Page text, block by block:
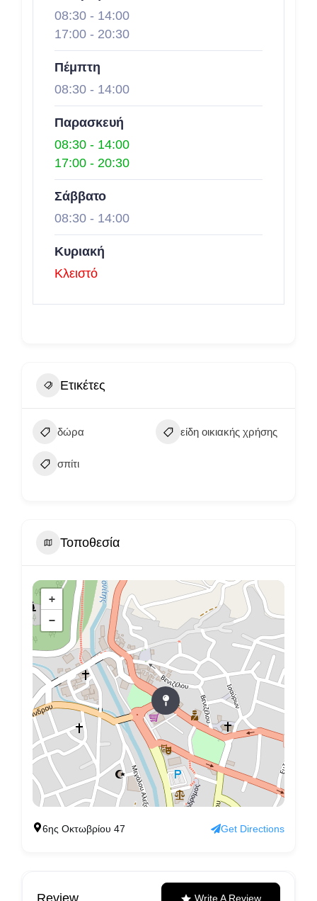
08:30 - 14:00
17:00 - 20:30
Πέμπτη
08:30 - 14:00
Παρασκευή
08:30 - 14:00
17:00 - 20:30
Σάββατο
08:30 - 14:00
Κυριακή
Κλειστό
Ετικέτες
δώρα είδη οικιακής χρήσης
σπίτι
Τοποθεσία
+
−
6ης Οκτωβρίου 47 Get Directions
Review Write A Review